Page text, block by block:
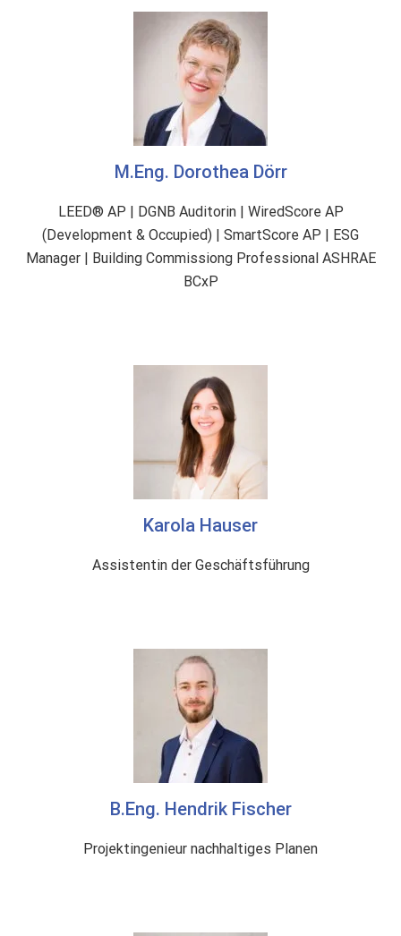
M.Eng. Dorothea Dörr
LEED® AP | DGNB Auditorin | WiredScore AP
(Development & Occupied) | SmartScore AP | ESG
Manager | Building Commissiong Professional ASHRAE
BCxP
Karola Hauser
Assistentin der Geschäftsführung
B.Eng. Hendrik Fischer
Projektingenieur nachhaltiges Planen